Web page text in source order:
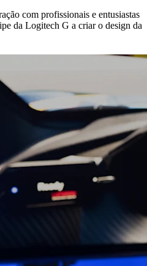
com profissionais e entusiastas
da Logitech G a criar o design da